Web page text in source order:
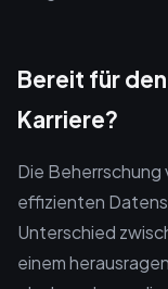
Bereit für
Karriere?
Die
effizienten
Unterschied
einem